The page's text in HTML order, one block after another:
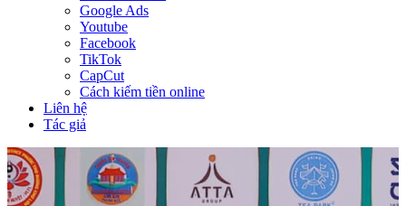
Google Ads
Youtube
Facebook
TikTok
CapCut
Cách kiếm tiền online
Liên hệ
Tác giả